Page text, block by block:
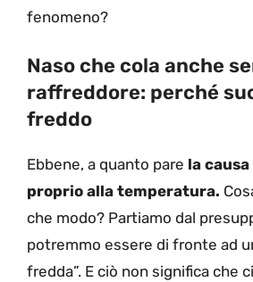
fenomeno?
Naso che cola anche
raffreddore: perché
freddo
Ebbene, a quanto pare la
proprio alla temperatura.
che modo? Partiamo dal
potremmo essere di fronte ad
fredda”. E ciò non significa che